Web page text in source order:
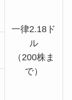
一律2.18ド
ル
（200株ま
で）